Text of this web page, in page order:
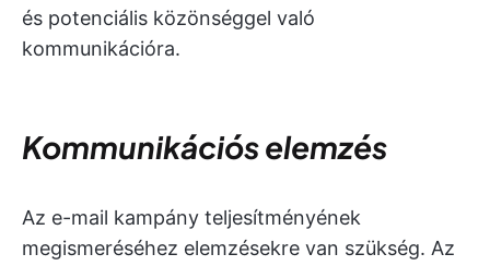
és potenciális közönséggel való
kommunikációra.
Kommunikációs elemzés
Az e-mail kampány teljesítményének
megismeréséhez elemzésekre van szükség. Az